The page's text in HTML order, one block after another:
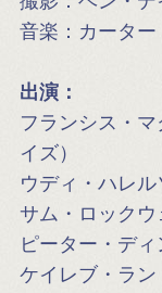
音楽：カータ
出演：
フランシス・
イズ）
ウディ・ハレル
サム・ロックウ
ピーター・ディ
ケイレブ・ラ